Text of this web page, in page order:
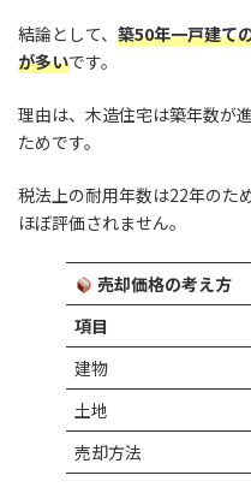
結論として、 築50年一戸建て
が多いです。
理由は、木造住宅は築年数が
ためです。
税法上の耐用年数は22年のた
ほぼ評価されません。
売却価格の考え方
項目
建物
土地
売却方法